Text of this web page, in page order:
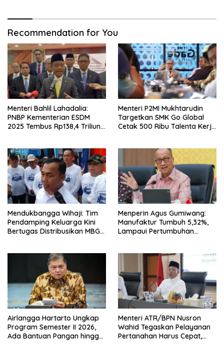
Recommendation for You
Menteri Bahlil Lahadalia:
PNBP Kementerian ESDM
2025 Tembus Rp138,4 Triliun,
Menteri P2MI Mukhtarudin
Targetkan SMK Go Global
Cetak 500 Ribu Talenta Kerja
Mendukbangga Wihaji: Tim
Pendamping Keluarga Kini
Bertugas Distribusikan MBG
Menperin Agus Gumiwang:
Manufaktur Tumbuh 5,32%,
Lampaui Pertumbuhan
Airlangga Hartarto Ungkap
Program Semester II 2026,
Ada Bantuan Pangan hingga
Menteri ATR/BPN Nusron
Wahid Tegaskan Pelayanan
Pertanahan Harus Cepat,